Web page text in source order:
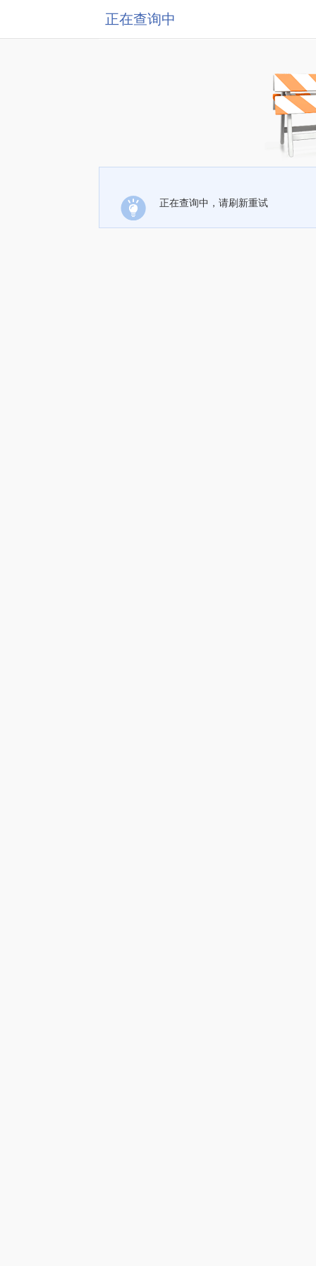
正在查询中
正在查询中，请刷新重试